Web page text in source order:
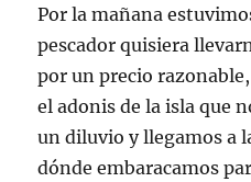
Por la mañana
pescador quisiera
por un precio
el adonis de la isla que
un diluvio y llegamos a
dónde embaracamos